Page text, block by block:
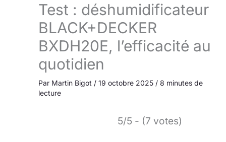
Test : déshumidificateur
BLACK+DECKER
BXDH20E, l’efficacité au
quotidien
Par Martin Bigot / 19 octobre 2025 / 8 minutes de
lecture
5/5 - (7 votes)